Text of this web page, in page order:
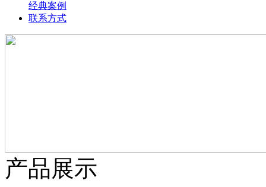
经典案例
联系方式
产品展示